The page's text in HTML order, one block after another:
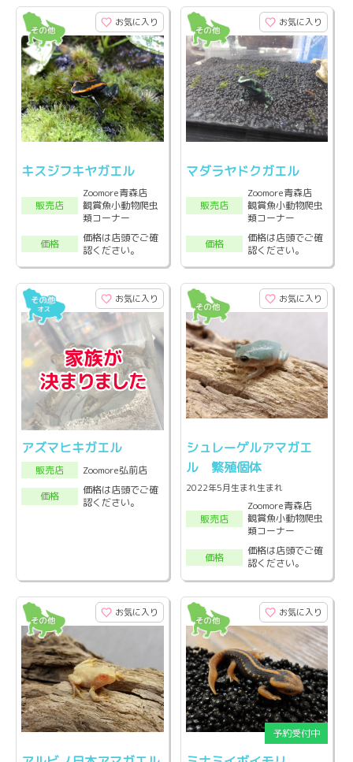
お気に入り
キスジフキヤガエル
販売店
Zoomore青森店
観賞魚小動物爬虫
類コーナー
価格
価格は店頭でご確
認ください。
お気に入り
マダラヤドクガエル
販売店
Zoomore青森店
観賞魚小動物爬虫
類コーナー
価格
価格は店頭でご確
認ください。
お気に入り
アズマヒキガエル
販売店
Zoomore弘前店
価格
価格は店頭でご確
認ください。
お気に入り
シュレーゲルアマガエ
ル 繁殖個体
2022年5月生まれ生まれ
販売店
Zoomore青森店
観賞魚小動物爬虫
類コーナー
価格
価格は店頭でご確
認ください。
お気に入り お気に入り